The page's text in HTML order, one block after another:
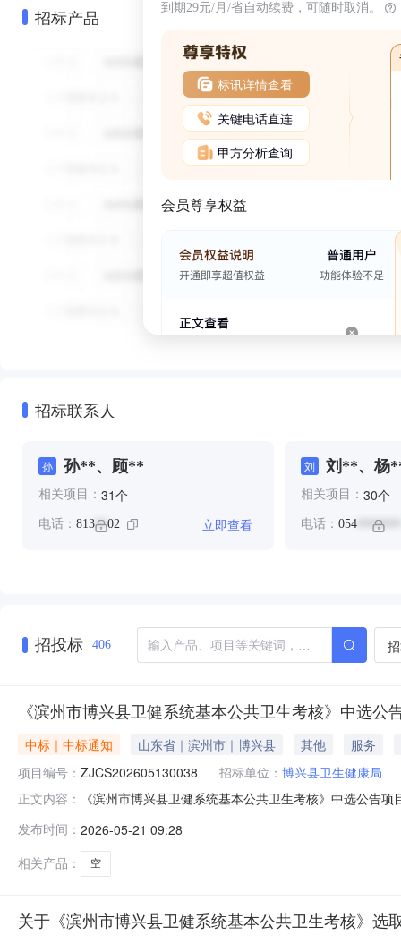
招标产品 到期29元/月/省自动续费，可随时取消。
标讯详情查看
关键电话直连
甲方分析查询
会员尊享权益
招标联系人
孙 孙**、顾**
相关项目： 31个
电话： 813**02 立即查看
刘 刘**、杨
相关项目： 30个
电话： 054*******
招投标 406
《滨州市博兴县卫健系统基本公共卫生考核》中选公
中标｜中标通知 山东省｜滨州市｜博兴县 其他
服务
项目编号： ZJCS202605130038 招标单位： 博兴县卫生健康局
正文内容：
《滨州市博兴县卫健系统基本公共卫生考核》中选公告
发布时间： 2026-05-21 09:28
相关产品：
空
关于《滨州市博兴县卫健系统基本公共卫生考核》选